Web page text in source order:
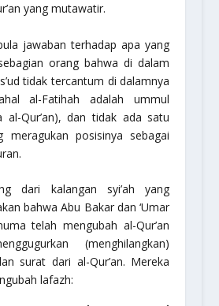
yang mutawatir.
jawaban terhadap apa yang
orang bahwa di dalam
tidak tercantum di dalamnya
al-Fatihah adalah ummul
al-Qur’an), dan tidak ada satu
meragukan posisinya sebagai
dari kalangan syi’ah yang
bahwa Abu Bakar dan ‘Umar
telah mengubah al-Qur’an
(menghilangkan)
surat dari al-Qur’an. Mereka
lafazh: